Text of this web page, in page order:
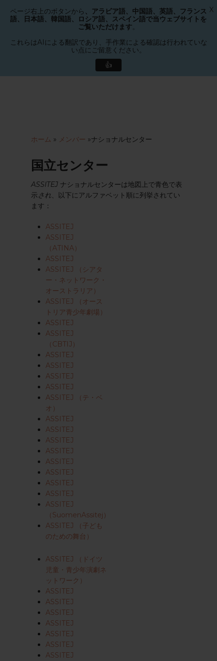
検索
メニュー
ホーム » メンバー »ナショナルセンター
国立センター
ASSITEJ ナショナルセンターは地図上で青色で表
示され、以下にアルファベット順に列挙されてい
ます：
ASSITEJ
ASSITEJ
（ATINA）
ASSITEJ
ASSITEJ （シアタ
ー・ネットワーク・
オーストラリア）
ASSITEJ （オース
トリア青少年劇場）
ASSITEJ
ASSITEJ
（CBTIJ）
ASSITEJ
ASSITEJ
ASSITEJ
ASSITEJ
ASSITEJ （テ・ベ
オ）
ASSITEJ
ASSITEJ
ASSITEJ
ASSITEJ
ASSITEJ
ASSITEJ
ASSITEJ
ASSITEJ
ASSITEJ
（SuomenAssitej）
ASSITEJ （子ども
のための舞台）
ASSITEJ （ドイツ
児童・青少年演劇ネ
ットワーク）
ASSITEJ
ASSITEJ
ASSITEJ
ASSITEJ
ASSITEJ
ASSITEJ
ASSITEJ
ニ
ページ右上のボタンから 、アラビア語、中国語、英語、フランス
語、日本語、韓国語、ロシア語、スペイン語で当ウェブサイトを
ご覧いただけます
これらはAIによる翻訳であり、手作業による確認は行われていな
い点にご留意ください。
👍
X